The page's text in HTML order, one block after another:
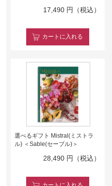
17,490 円（税込）
カート に入れる
選べるギフト Mistral(ミストラ
ル) ＜Sable(セーブル)＞
28,490 円（税込）